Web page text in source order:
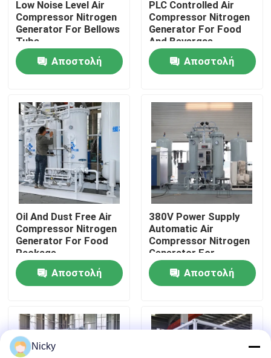
Σπίτι
Προϊόντα
Επισκεψή εργοστασίου
Έλεγχος ποιότητας
Επικοινωνήστε μαζί μας
Ειδήσεις
Ζητήστε μια προσφορά
Παραγωγοί αζώτου PSA
Γεννήτρια αζώτου υψηλής αγνότητας
Low Noise Level Air
Compressor Nitrogen
Generator For Bellows
Tube
Αποστολή
PLC Controlled Air
Compressor Nitrogen
Generator For Food
And Bevergae
Αποστολή
Oil And Dust Free Air
Compressor Nitrogen
Generator For Food
Package
Αποστολή
380V Power Supply
Automatic Air
Compressor Nitrogen
Generator For
Beverage Filling
Αποστολή
Nicky